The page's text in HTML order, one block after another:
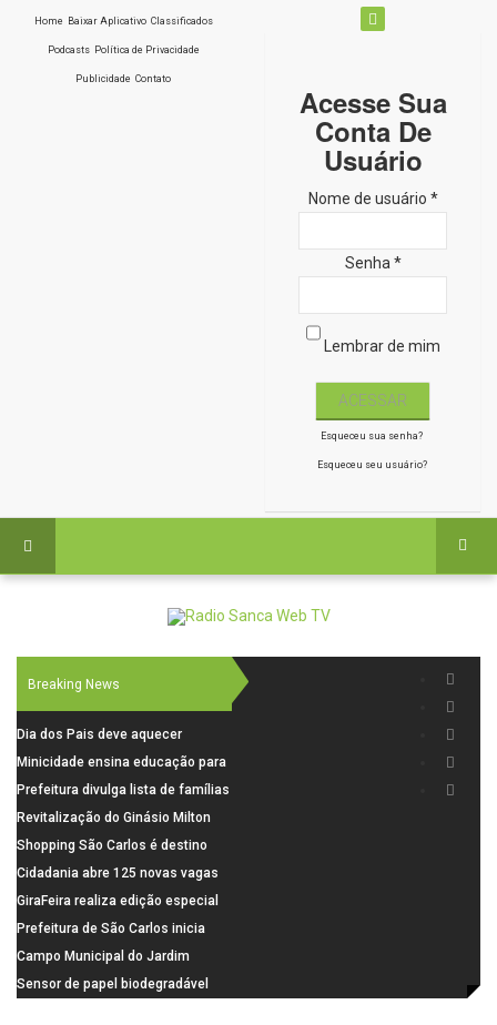
Home Baixar Aplicativo Classificados
Podcasts Política de Privacidade
Publicidade Contato
Acesse Sua
Conta De
Usuário
Nome de usuário *
Senha *
Lembrar de mim
Esqueceu sua senha?
Esqueceu seu usuário?
Breaking News
Dia dos Pais deve aquecer
comércio de São Carlos com
renda em alta e maior circulação
de consumidores
Minicidade ensina educação para
o trânsito a 264 crianças da rede
municipal
Prefeitura divulga lista de famílias
pré-selecionadas pela Caixa para
o Residencial Santa Felícia
Revitalização do Ginásio Milton
Olaio filho avança com obras de
recuperação
Shopping São Carlos é destino
para celebrar o Dia dos Pais com
presentes, gastronomia e lazer
Cidadania abre 125 novas vagas
para oficinas de convivência
GiraFeira realiza edição especial
de Dia dos Pais neste domingo (9)
na Praça dos Advogados
Prefeitura de São Carlos inicia
instalação de ovitrampas para
monitoramento de arboviroses
Campo Municipal do Jardim
Cruzado recebe nova iluminação e
Sensor de papel biodegradável